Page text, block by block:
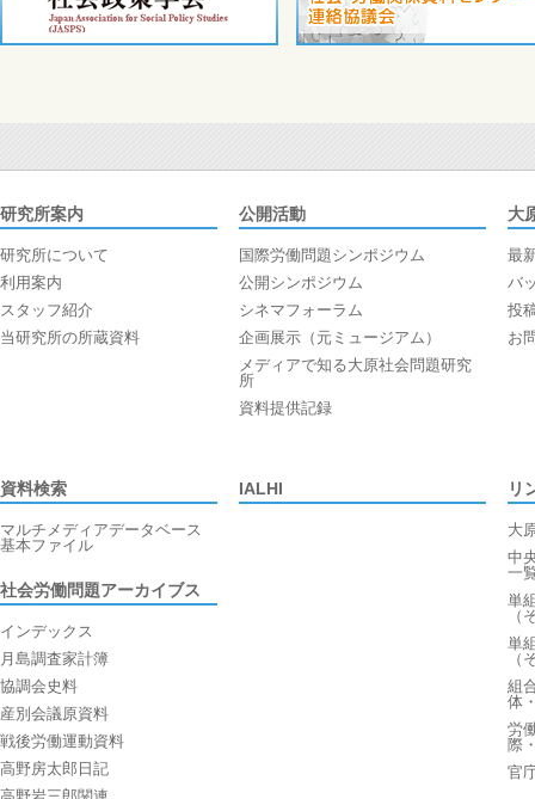
研究所案内
研究所について
利用案内
スタッフ紹介
当研究所の所蔵資料
公開活動
国際労働問題シンポジウム
公開シンポジウム
シネマフォーラム
企画展示（元ミュージアム）
メディアで知る大原社会問題研究
所
資料提供記録
大
最
バ
投
お
資料検索
マルチメディアデータベース
基本ファイル
社会労働問題アーカイブス
インデックス
月島調査家計簿
協調会史料
産別会議原資料
戦後労働運動資料
高野房太郎日記
IALHI リ
大
中
一
単
（
単
（
組
体
労
際
官